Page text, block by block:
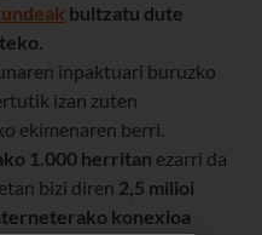
bultzatu dute
inpaktuari buruzko
izan zuten
ekimenaren berri.
1.000 herritan ezarri da
bizi diren 2,5 milioi
konexioa